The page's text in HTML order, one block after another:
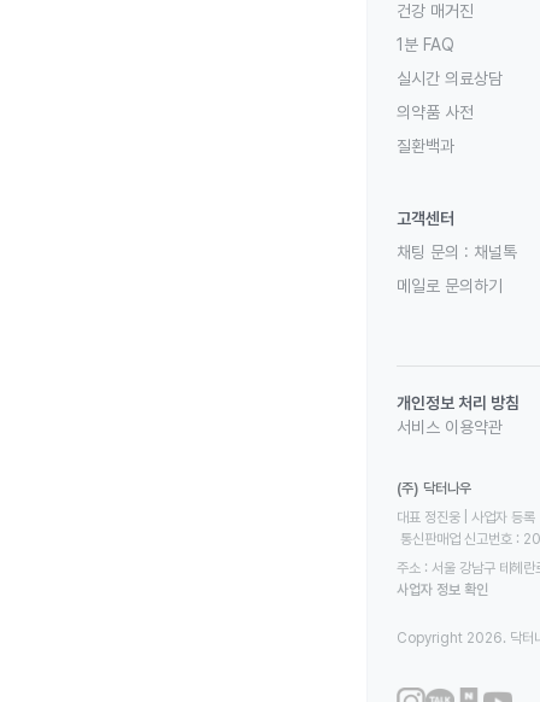
건강 매거진
1분 FAQ
실시간 의료상담
의약품 사전
질환백과
고객센터
채팅 문의 : 채널톡
메일로 문의하기
개인정보 처리 방침
서비스 이용약관
(주) 닥터나우
대표 정진웅 | 사업자
통신판매업 신고번호
주소 : 서울 강남구 테헤
사업자 정보 확인
Copyright 2026. 닥터